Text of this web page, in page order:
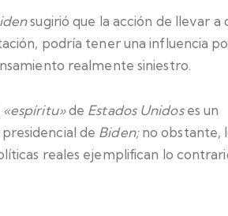
sugirió que la acción de llevar a
podría tener una influencia
realmente siniestro.
«espíritu»de Estados Unidoses un
de Biden;no obstante,
reales ejemplifican lo